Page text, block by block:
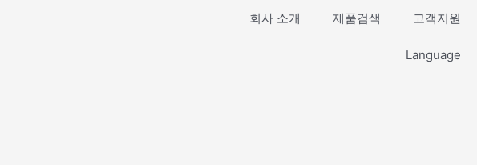
회사 소개 제품검색 고객지원
Language